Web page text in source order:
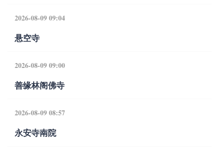
2026-08-09 09:04
悬空寺
2026-08-09 09:00
善缘林阁佛寺
2026-08-09 08:57
永安寺南院